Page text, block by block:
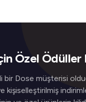
Özel Ödüller
bir Dose müşterisi
kişiselleştirilmiş